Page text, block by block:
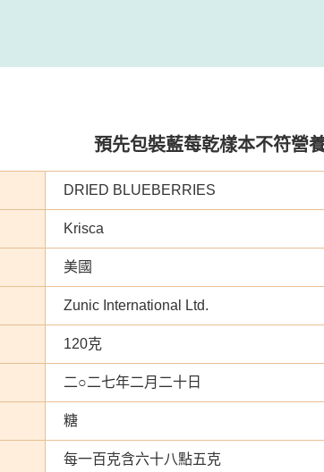
預先包裝藍莓乾樣本不符營
DRIED BLUEBERRIES
Krisca
美國
Zunic International Ltd.
120克
二○二七年二月二十日
糖
每一百克含六十八點五克